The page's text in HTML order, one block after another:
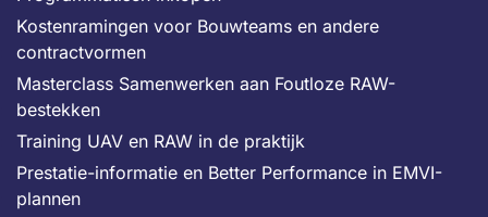
Kostenramingen voor Bouwteams en andere
contractvormen
Masterclass Samenwerken aan Foutloze RAW-
bestekken
Training UAV en RAW in de praktijk
Prestatie-informatie en Better Performance in EMVI-
plannen